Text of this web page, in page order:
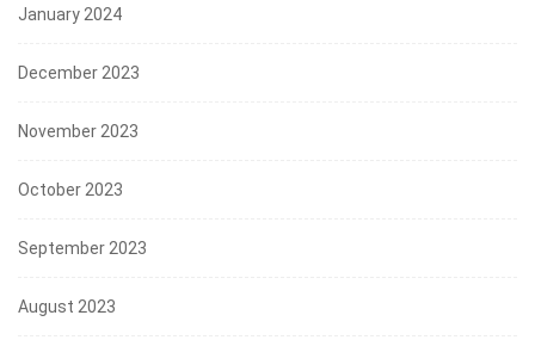
January 2024
December 2023
November 2023
October 2023
September 2023
August 2023